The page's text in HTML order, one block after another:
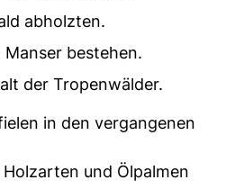
abholzten.
bestehen.
der Tropenwälder.
in den vergangenen
und Ölpalmen